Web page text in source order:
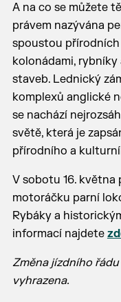
A na co se můžete
právem nazývána
spoustou
kolonádami,
staveb. Lednický
komplexů anglické
se nachází
světě, která je
přírodního a
V sobotu 16.
motoráčku parní
Rybáky a
informací najdete
Změna jízdního
vyhrazena.